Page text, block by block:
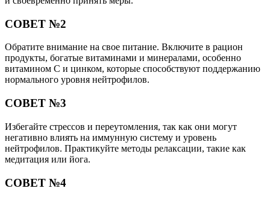
СОВЕТ №2
Обратите внимание на свое питание. Включите в рацион
продукты, богатые витаминами и минералами, особенно
витамином C и цинком, которые способствуют поддержанию
нормального уровня нейтрофилов.
СОВЕТ №3
Избегайте стрессов и переутомления, так как они могут
негативно влиять на иммунную систему и уровень
нейтрофилов. Практикуйте методы релаксации, такие как
медитация или йога.
СОВЕТ №4